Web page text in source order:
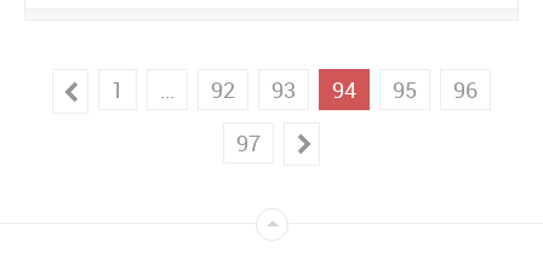
1 … 92 93 94 95
96
97